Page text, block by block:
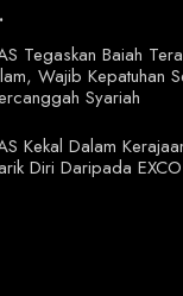
Tegaskan Baiah
Wajib Kepatuhan
Syariah
Kekal Dalam
Diri Daripada